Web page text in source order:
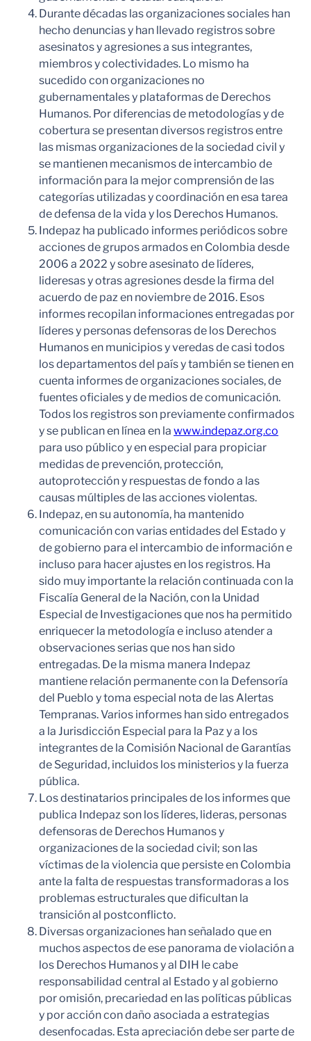
Durante décadas las organizaciones sociales han
hecho denuncias y han llevado registros sobre
asesinatos y agresiones a sus integrantes,
miembros y colectividades. Lo mismo ha
sucedido con organizaciones no
gubernamentales y plataformas de Derechos
Humanos. Por diferencias de metodologías y de
cobertura se presentan diversos registros entre
las mismas organizaciones de la sociedad civil y
se mantienen mecanismos de intercambio de
información para la mejor comprensión de las
categorías utilizadas y coordinación en esa tarea
de defensa de la vida y los Derechos Humanos.
Indepaz ha publicado informes periódicos sobre
acciones de grupos armados en Colombia desde
2006 a 2022 y sobre asesinato de líderes,
lideresas y otras agresiones desde la firma del
acuerdo de paz en noviembre de 2016. Esos
informes recopilan informaciones entregadas por
líderes y personas defensoras de los Derechos
Humanos en municipios y veredas de casi todos
los departamentos del país y también se tienen en
cuenta informes de organizaciones sociales, de
fuentes oficiales y de medios de comunicación.
Todos los registros son previamente confirmados
y se publican en línea en la www.indepaz.org.co
para uso público y en especial para propiciar
medidas de prevención, protección,
autoprotección y respuestas de fondo a las
causas múltiples de las acciones violentas.
Indepaz, en su autonomía, ha mantenido
comunicación con varias entidades del Estado y
de gobierno para el intercambio de información e
incluso para hacer ajustes en los registros. Ha
sido muy importante la relación continuada con la
Fiscalía General de la Nación, con la Unidad
Especial de Investigaciones que nos ha permitido
enriquecer la metodología e incluso atender a
observaciones serias que nos han sido
entregadas. De la misma manera Indepaz
mantiene relación permanente con la Defensoría
del Pueblo y toma especial nota de las Alertas
Tempranas. Varios informes han sido entregados
a la Jurisdicción Especial para la Paz y a los
integrantes de la Comisión Nacional de Garantías
de Seguridad, incluidos los ministerios y la fuerza
pública.
Los destinatarios principales de los informes que
publica Indepaz son los líderes, lideras, personas
defensoras de Derechos Humanos y
organizaciones de la sociedad civil; son las
víctimas de la violencia que persiste en Colombia
ante la falta de respuestas transformadoras a los
problemas estructurales que dificultan la
transición al postconflicto.
Diversas organizaciones han señalado que en
muchos aspectos de ese panorama de violación a
los Derechos Humanos y al DIH le cabe
responsabilidad central al Estado y al gobierno
por omisión, precariedad en las políticas públicas
y por acción con daño asociada a estrategias
desenfocadas. Esta apreciación debe ser parte de